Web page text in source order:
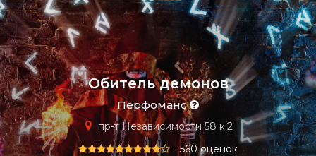
Обитель демонов
Перфоманс
пр-т Независимости 58 к.2
560 оценок